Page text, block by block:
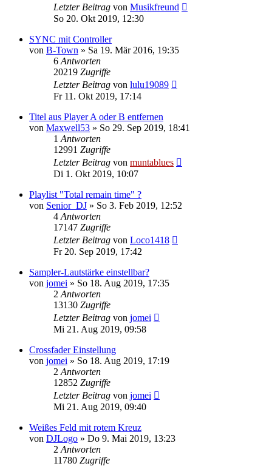
Letzter Beitrag von Musikfreund
So 20. Okt 2019, 12:30
SYNC mit Controller
von B-Town » Sa 19. Mär 2016, 19:35
6 Antworten
20219 Zugriffe
Letzter Beitrag von lulu19089
Fr 11. Okt 2019, 17:14
Titel aus Player A oder B entfernen
von Maxwell53 » So 29. Sep 2019, 18:41
1 Antworten
12991 Zugriffe
Letzter Beitrag von muntablues
Di 1. Okt 2019, 10:07
Playlist "Total remain time" ?
von Senior_DJ » So 3. Feb 2019, 12:52
4 Antworten
17147 Zugriffe
Letzter Beitrag von Loco1418
Fr 20. Sep 2019, 17:42
Sampler-Lautstärke einstellbar?
von jomei » So 18. Aug 2019, 17:35
2 Antworten
13130 Zugriffe
Letzter Beitrag von jomei
Mi 21. Aug 2019, 09:58
Crossfader Einstellung
von jomei » So 18. Aug 2019, 17:19
2 Antworten
12852 Zugriffe
Letzter Beitrag von jomei
Mi 21. Aug 2019, 09:40
Weißes Feld mit rotem Kreuz
von DJLogo » Do 9. Mai 2019, 13:23
2 Antworten
11780 Zugriffe